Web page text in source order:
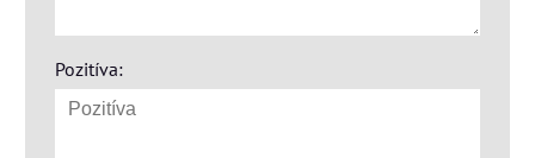
Pozitíva: